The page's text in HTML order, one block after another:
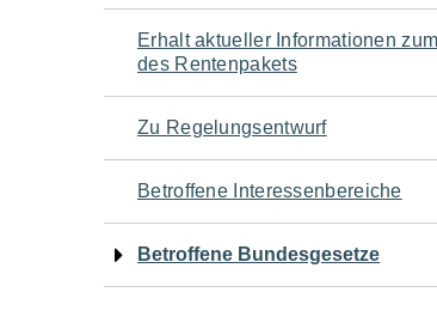
Navigation
für
den
Seiteninhalt
Erhalt aktueller Informationen
des Rentenpakets
Zu Regelungsentwurf
Betroffene Interessenbereiche
Betroffene Bundesgesetze